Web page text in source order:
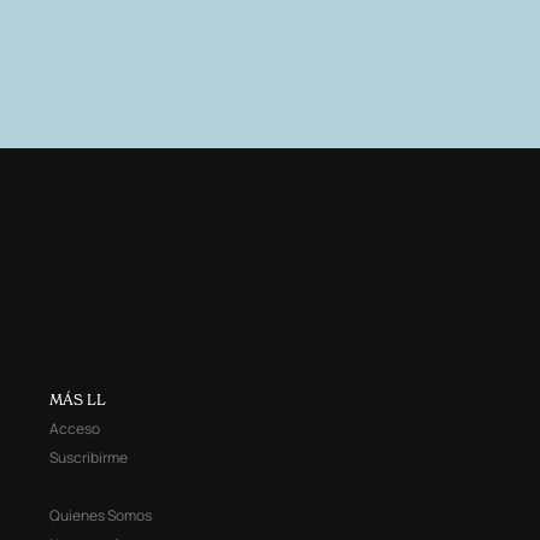
MÁS LL
Acceso
Suscribirme
Quienes Somos